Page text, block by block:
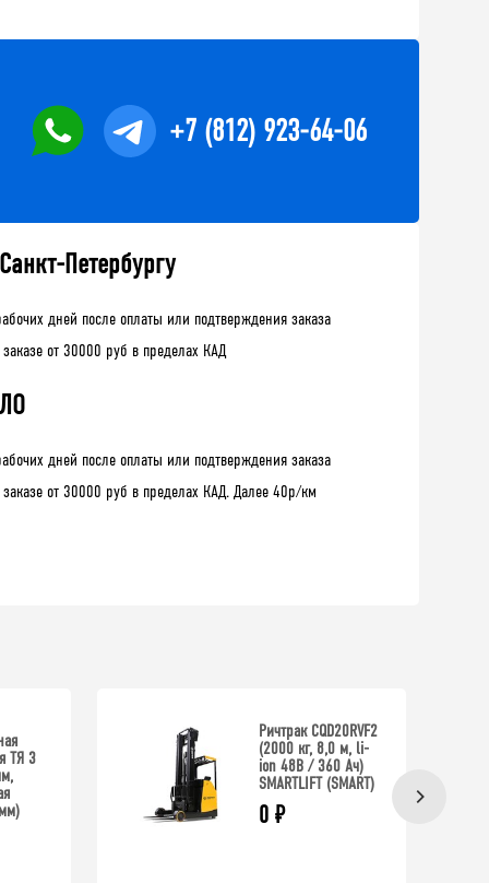
+7 (812) 923-64-06
Петербургу
дней после оплаты или подтверждения заказа
от 30000 руб в пределах КАД
дней после оплаты или подтверждения заказа
заказе от 30000 руб в пределах КАД. Далее 40р/км
ТЯ 3
Ричтрак CQD20RVF2
(2000 кг, 8,0 м, li-
ion 48В / 360 Ач)
SMARTLIFT (SMART)
0 ₽